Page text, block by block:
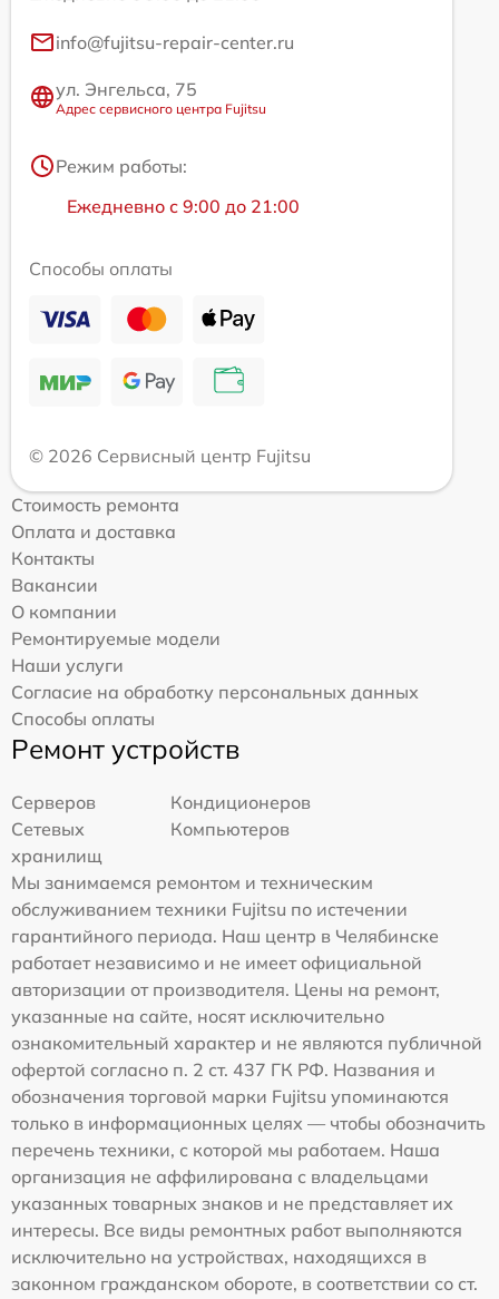
info@fujitsu-repair-center.ru
ул. Энгельса, 75
Адрес сервисного центра Fujitsu
Режим работы:
Ежедневно с 9:00 до 21:00
Способы оплаты
© 2026 Сервисный центр Fujitsu
Стоимость ремонта
Оплата и доставка
Контакты
Вакансии
О компании
Ремонтируемые модели
Наши услуги
Согласие на обработку персональных данных
Способы оплаты
Ремонт устройств
Серверов
Кондиционеров
Сетевых
хранилищ
Компьютеров
Мы занимаемся ремонтом и техническим
обслуживанием техники Fujitsu по истечении
гарантийного периода. Наш центр в Челябинске
работает независимо и не имеет официальной
авторизации от производителя. Цены на ремонт,
указанные на сайте, носят исключительно
ознакомительный характер и не являются публичной
офертой согласно п. 2 ст. 437 ГК РФ. Названия и
обозначения торговой марки Fujitsu упоминаются
только в информационных целях — чтобы обозначить
перечень техники, с которой мы работаем. Наша
организация не аффилирована с владельцами
указанных товарных знаков и не представляет их
интересы. Все виды ремонтных работ выполняются
исключительно на устройствах, находящихся в
законном гражданском обороте, в соответствии со ст.